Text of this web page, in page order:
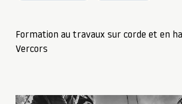
Formation au travaux sur corde et en
Vercors